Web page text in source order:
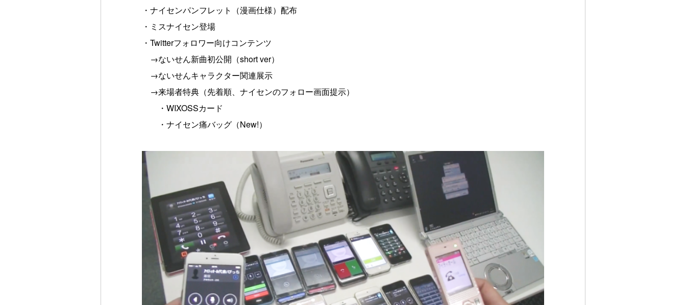
・ナイセンパンフレット（漫画仕様）配布
・ミスナイセン登場
・Twitterフォロワー向けコンテンツ
→ないせん新曲初公開（short ver）
→ないせんキャラクター関連展示
→来場者特典（先着順、ナイセンのフォロー画面提示）
・WIXOSSカード
・ナイセン痛バッグ（New!）